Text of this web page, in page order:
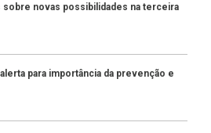
novas possibilidades na terceira
para importância da prevenção e